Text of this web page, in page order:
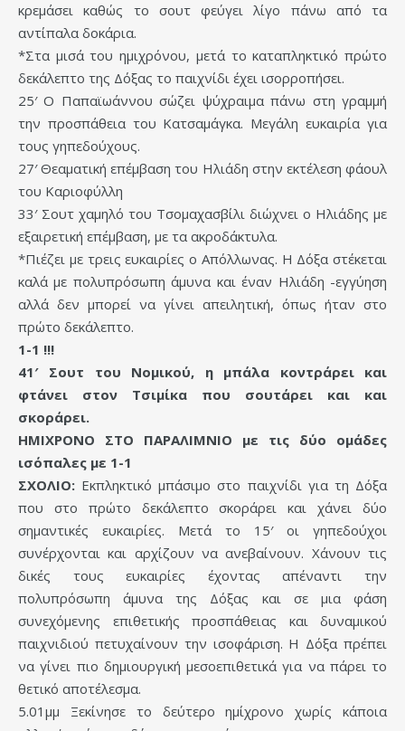
κρεμάσει καθώς το σουτ φεύγει λίγο πάνω από τα
αντίπαλα δοκάρια.
*Στα μισά του ημιχρόνου, μετά το καταπληκτικό πρώτο
δεκάλεπτο της Δόξας το παιχνίδι έχει ισορροπήσει.
25′ Ο Παπαϊωάννου σώζει ψύχραιμα πάνω στη γραμμή
την προσπάθεια του Κατσαμάγκα. Μεγάλη ευκαιρία για
τους γηπεδούχους.
27′ Θεαματική επέμβαση του Ηλιάδη στην εκτέλεση φάουλ
του Καριοφύλλη
33′ Σουτ χαμηλό του Τσομαχασβίλι διώχνει ο Ηλιάδης με
εξαιρετική επέμβαση, με τα ακροδάκτυλα.
*Πιέζει με τρεις ευκαιρίες ο Απόλλωνας. Η Δόξα στέκεται
καλά με πολυπρόσωπη άμυνα και έναν Ηλιάδη -εγγύηση
αλλά δεν μπορεί να γίνει απειλητική, όπως ήταν στο
πρώτο δεκάλεπτο.
1-1 !!!
41′ Σουτ του Νομικού, η μπάλα κοντράρει και
φτάνει στον Τσιμίκα που σουτάρει και και
σκοράρει.
ΗΜΙΧΡΟΝΟ ΣΤΟ ΠΑΡΑΛΙΜΝΙΟ με τις δύο ομάδες
ισόπαλες με 1-1
ΣΧΟΛΙΟ: Εκπληκτικό μπάσιμο στο παιχνίδι για τη Δόξα
που στο πρώτο δεκάλεπτο σκοράρει και χάνει δύο
σημαντικές ευκαιρίες. Μετά το 15′ οι γηπεδούχοι
συνέρχονται και αρχίζουν να ανεβαίνουν. Χάνουν τις
δικές τους ευκαιρίες έχοντας απέναντι την
πολυπρόσωπη άμυνα της Δόξας και σε μια φάση
συνεχόμενης επιθετικής προσπάθειας και δυναμικού
παιχνιδιού πετυχαίνουν την ισοφάριση. Η Δόξα πρέπει
να γίνει πιο δημιουργική μεσοεπιθετικά για να πάρει το
θετικό αποτέλεσμα.
5.01μμ Ξεκίνησε το δεύτερο ημίχρονο χωρίς κάποια